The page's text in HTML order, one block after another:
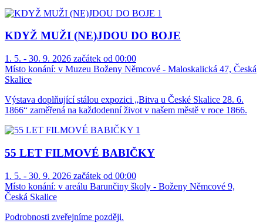
KDYŽ MUŽI (NE)JDOU DO BOJE
1. 5. - 30. 9. 2026 začátek od 00:00
Místo konání: v Muzeu Boženy Němcové - Maloskalická 47, Česká
Skalice
Výstava doplňující stálou expozici „Bitva u České Skalice 28. 6.
1866“ zaměřená na každodenní život v našem městě v roce 1866.
55 LET FILMOVÉ BABIČKY
1. 5. - 30. 9. 2026 začátek od 00:00
Místo konání: v areálu Barunčiny školy - Boženy Němcové 9,
Česká Skalice
Podrobnosti zveřejníme později.